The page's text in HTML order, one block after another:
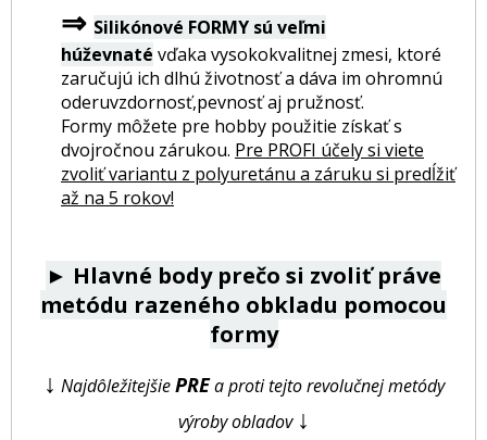
⇒ Silikónové FORMY sú veľmi
húževnaté vďaka vysokokvalitnej zmesi, ktoré
zaručujú ich dlhú životnosť a dáva im ohromnú
oderuvzdornosť,pevnosť aj pružnosť.
Formy môžete pre hobby použitie získať s
dvojročnou zárukou. Pre PROFI účely si viete
zvoliť variantu z polyuretánu a záruku si predĺžiť
až na 5 rokov!
► Hlavné body prečo si zvoliť práve
metódu razeného obkladu pomocou
formy
↓ NajdôležitejšiePREa proti tejto revolučnej metódy
výroby obladov ↓